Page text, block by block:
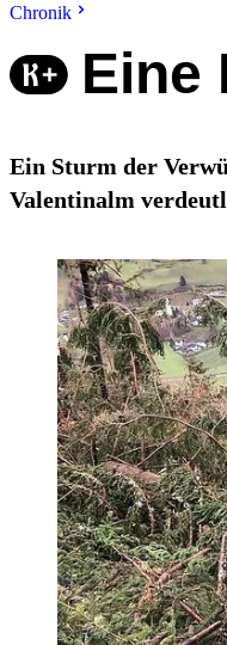
Chronik
Eine
Ein Sturm der
Valentinalm